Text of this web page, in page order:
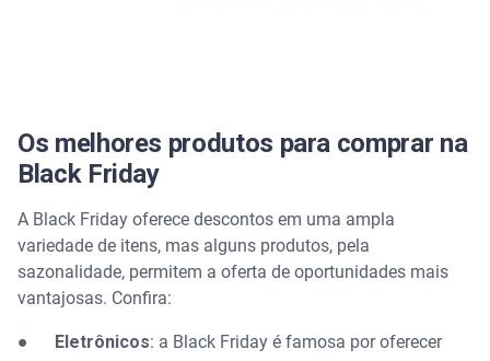
Os melhores produtos para comprar na
Black Friday
A Black Friday oferece descontos em uma ampla
variedade de itens, mas alguns produtos, pela
sazonalidade, permitem a oferta de oportunidades mais
vantajosas. Confira:
● Eletrônicos: a Black Friday é famosa por oferecer